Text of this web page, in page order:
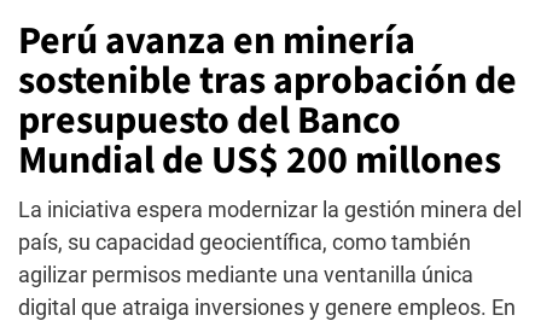
Perú avanza en minería
sostenible tras aprobación de
presupuesto del Banco
Mundial de US$ 200 millones
La iniciativa espera modernizar la gestión minera del
país, su capacidad geocientífica, como también
agilizar permisos mediante una ventanilla única
digital que atraiga inversiones y genere empleos. En